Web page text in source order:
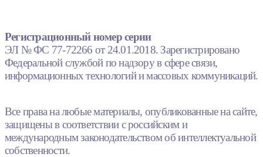
Регистрационный номер серии
ЭЛ № ФС 77-72266 от 24.01.2018. Зарегистрировано
Федеральной службой по надзору в сфере связи,
информационных технологий и массовых коммуникаций.
Все права на любые материалы, опубликованные на сайте,
защищены в соответствии с российским и
международным законодательством об интеллектуальной
собственности.